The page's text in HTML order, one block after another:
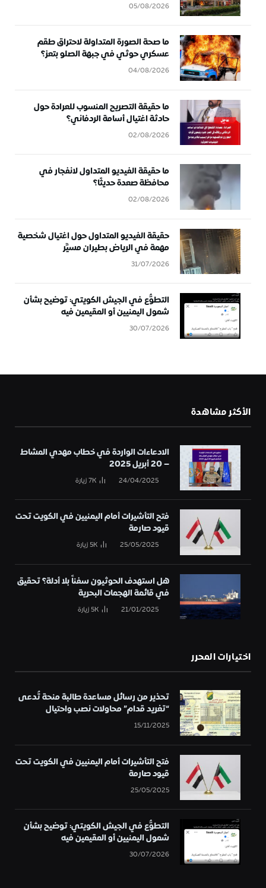
05/08/2026
ما صحة الصورة المتداولة لاحتراق طقم
عسكري حوثي في جبهة الصلو بتعز؟
04/08/2026
ما حقيقة التصريح المنسوب للعرادة حول
حادثة اغتيال أسامة الردفاني؟
02/08/2026
ما حقيقة الفيديو المتداول لانفجار في
محافظة صعدة حديثًا؟
02/08/2026
حقيقة الفيديو المتداول حول اغتيال شخصية
مهمة في الرياض بطيران مسيَّر
31/07/2026
التطوُّع في الجيش الكويتي: توضيح بشأن
شمول اليمنيين أو المقيمين فيه
30/07/2026
الأكثر مشاهدة
الادعاءات الواردة في خطاب مهدي المشاط
– 20 أبريل 2025
24/04/2025
7Kزيارة
فتح التأشيرات أمام اليمنيين في الكويت تحت
قيود صارمة
25/05/2025
5Kزيارة
هل استهدف الحوثيون سفناً بلا أدلة؟ تحقيق
في قائمة الهجمات البحرية
21/01/2025
5Kزيارة
اختيارات المحرر
تحذير من رسائل مساعدة طالبة منحة تُدعى
“تغريد قدام” محاولات نصب واحتيال
15/11/2025
فتح التأشيرات أمام اليمنيين في الكويت تحت
قيود صارمة
25/05/2025
التطوُّع في الجيش الكويتي: توضيح بشأن
شمول اليمنيين أو المقيمين فيه
30/07/2026